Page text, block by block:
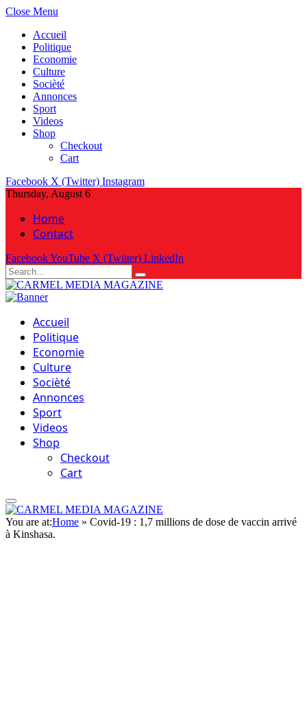
Close Menu
Accueil
Politique
Economie
Culture
Socièté
Annonces
Sport
Videos
Shop
Checkout
Cart
Facebook X (Twitter) Instagram
Thursday, August 6
Home
Contact
FacebookYouTube X (Twitter) LinkedIn
Accueil
Politique
Economie
Culture
Socièté
Annonces
Sport
Videos
Shop
Checkout
Cart
You are at:Home » Covid-19 : 1,7 millions de dose de vaccin arrivé
à Kinshasa.